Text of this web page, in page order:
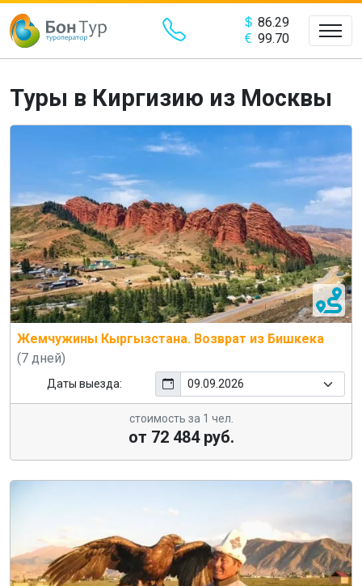
86.29
99.70
Туры в Киргизию из Москвы
Жемчужины Кыргызстана. Возврат из Бишкека
(7 дней)
Даты выезда:
стоимость за 1 чел.
от 72 484 руб.